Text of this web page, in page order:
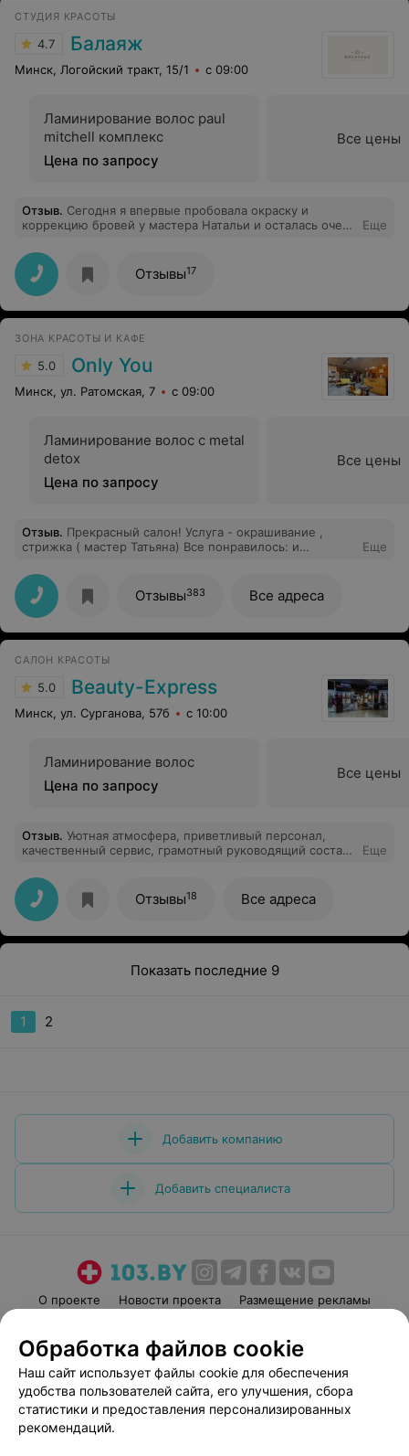
СТУДИЯ КРАСОТЫ
4.7 Балаяж
Минск, Логойский тракт, 15/1 с 09:00
Ламинирование волос paul
mitchell комплекс
Цена по запросу
Все цены
Отзыв. Сегодня я впервые пробовала окраску и
коррекцию бровей у мастера Натальи и осталась очень
профессионал в своём деле и по-настоящему любит
свою работу. Запишусь к ней и в следующий раз.
Советую всем!
Еще
Отзывы17
ЗОНА КРАСОТЫ И КАФЕ
5.0 Only You
Минск, ул. Ратомская, 7 с 09:00
Ламинирование волос с metal
detox
Цена по запросу
Все цены
Отзыв. Прекрасный салон! Услуга - окрашивание ,
стрижка ( мастер Татьяна) Все понравилось: и
к клиентам Однозначно рекомендую.
Еще
Отзывы383 Все адреса
САЛОН КРАСОТЫ
5.0 Beauty-Express
Минск, ул. Сурганова, 57б с 10:00
Ламинирование волос
Цена по запросу
Все цены
Отзыв. Уютная атмосфера, приветливый персонал,
качественный сервис, грамотный руководящий состав!
Еще
Отзывы18 Все адреса
Показать последние 9
1 2
Добавить компанию
Добавить специалиста
О проекте Новости проекта
Размещение рекламы
Пользовательское соглашение
Способы оплаты
Вакансии
Партнеры
Написать руководителю 103.by
Обработка файлов cookie
Наш сайт использует файлы cookie для обеспечения
удобства пользователей сайта, его улучшения, сбора
статистики и предоставления персонализированных
рекомендаций.